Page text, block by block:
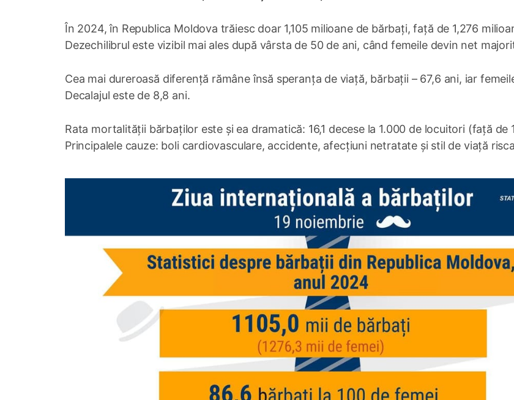
În 2024, în Republica Moldova trăiesc doar 1,105 milioane de bărbați, față de 1,276
Dezechilibrul este vizibil mai ales după vârsta de 50 de ani, când femeile devin net
Cea mai dureroasă diferență rămâne însă speranța de viață, bărbații – 67,6 ani, iar
Decalajul este de 8,8 ani.
Rata mortalității bărbaților este și ea dramatică: 16,1 decese la 1.000 de locuitori (față de
Principalele cauze: boli cardiovasculare, accidente, afecțiuni netratate și stil de viață